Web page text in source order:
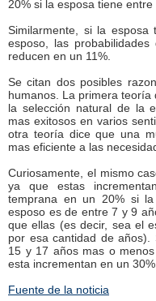
20% si la esposa tiene
Similarmente, si la
esposo, las
reducen en un 11%.
Se citan dos posibles
humanos. La primera
la selección natural de la
mas exitosos en varios
otra teoría dice que una
mas eficiente a las
Curiosamente, el mismo
ya que estas
temprana en un 20% si
esposo es de entre 7 y 9
que ellas (es decir, sea el
por esa cantidad de
15 y 17 años mas o
esta incrementan en un 30%.
Fuente de la noticia